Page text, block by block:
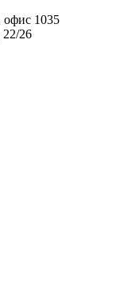
офис 1035
22/26